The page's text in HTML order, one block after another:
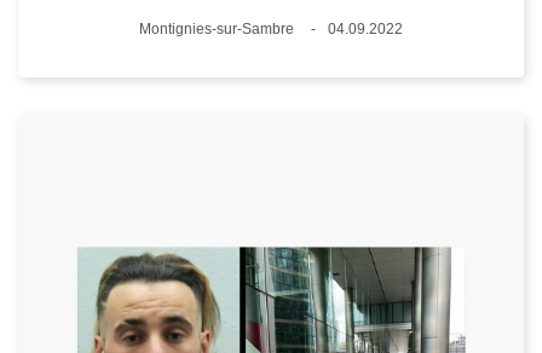
Lieux
Montignies-sur-Sambre
04.09.2022